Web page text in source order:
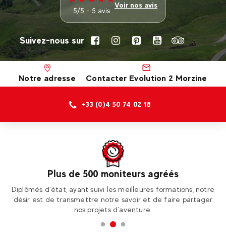
5/5 - 5 avis
Voir nos avis
Suivez-nous sur
Notre adresse Contacter Evolution 2 Morzine
+33 (0)4 50 74 02 18
Plus de 500 moniteurs agréés
Diplômés d’état, ayant suivi les meilleures formations, notre
désir est de transmettre notre savoir et de faire partager
nos projets d’aventure.